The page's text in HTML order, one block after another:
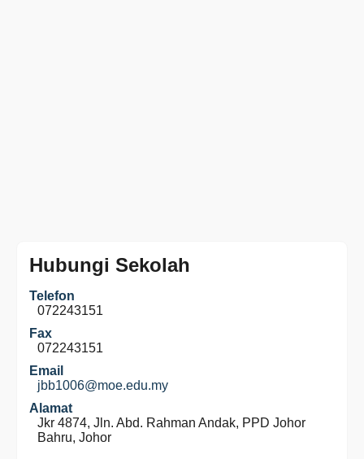
Hubungi Sekolah
Telefon
072243151
Fax
072243151
Email
jbb1006@moe.edu.my
Alamat
Jkr 4874, Jln. Abd. Rahman Andak, PPD Johor
Bahru, Johor